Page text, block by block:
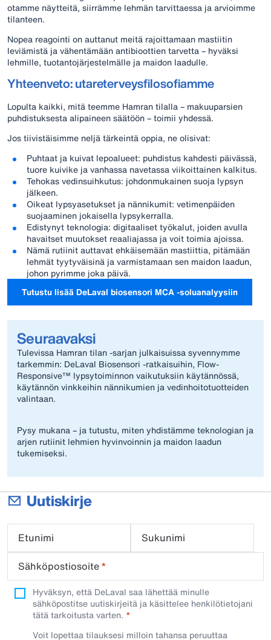
otamme näytteitä, siirrämme lehmän tarvittaessa ja arvioimme
tilanteen.
Nopea reagointi on auttanut meitä rajoittamaan mastiitin
leviämistä ja vähentämään antibioottien tarvetta – hyväksi
lehmille, tuotantojärjestelmälle ja maidon laadulle.
Yhteenveto: utareterveysfilosofiamme
Lopulta kaikki, mitä teemme Hamran tilalla – makuuparsien
puhdistuksesta alipaineen säätöön – toimii yhdessä.
Jos tiivistäisimme neljä tärkeintä oppia, ne olisivat:
Puhtaat ja kuivat lepoalueet: puhdistus kahdesti päivässä,
tuore kuivike ja vanhassa navetassa viikoittainen kalkitus.
Tehokas vedinsuihkutus: johdonmukainen suoja lypsyn
jälkeen.
Oikeat lypsyasetukset ja nännikumit: vetimenpäiden
suojaaminen jokaisella lypsykerralla.
Edistynyt teknologia: digitaaliset työkalut, joiden avulla
havaitset muutokset reaaliajassa ja voit toimia ajoissa.
Nämä rutiinit auttavat ehkäisemään mastiittia, pitämään
lehmät tyytyväisinä ja varmistamaan sen maidon laadun,
johon pyrimme joka päivä.
Tutustu lisää DeLaval biosensori MCA -soluanalyysiin
Seuraavaksi
Tulevissa Hamran tilan -sarjan julkaisuissa syvennymme
tarkemmin: DeLaval Biosensori -ratkaisuihin, Flow-
Responsive™ lypsytoiminnon vaikutuksiin käytännössä,
käytännön vinkkeihin nännikumien ja vedinhoitotuotteiden
valintaan.
Pysy mukana – ja tutustu, miten yhdistämme teknologian ja
arjen rutiinit lehmien hyvinvoinnin ja maidon laadun
tukemiseksi.
Uutiskirje
Etunimi
Sukunimi
Sähköpostiosoite*
Hyväksyn, että DeLaval saa lähettää minulle
sähköpostitse uutiskirjeitä ja käsittelee henkilötietojani
tätä tarkoitusta varten.
Voit lopettaa tilauksesi milloin tahansa peruuttaa